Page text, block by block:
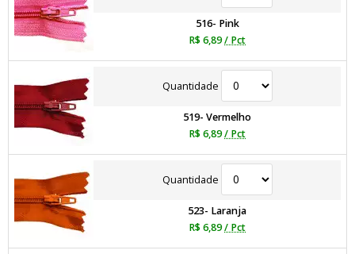
516- Pink
R$ 6,89/ Pct
Quantidade
519- Vermelho
R$ 6,89/ Pct
Quantidade
523- Laranja
R$ 6,89/ Pct